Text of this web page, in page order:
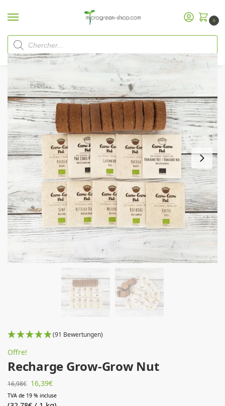
0
Accueil / Microgreen Shop
(91 Bewertungen)
Offre!
Recharge Grow-Grow Nut
16,98€ 16,39€
TVA de 19 % incluse